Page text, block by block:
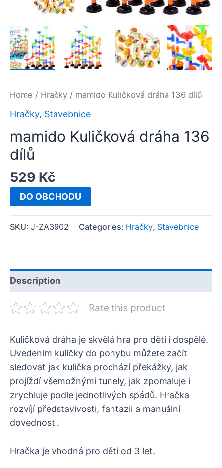
Home / Hračky / mamido Kuličková dráha 136 dílů
Hračky, Stavebnice
mamido Kuličková dráha 136
dílů
529 Kč
DO OBCHODU
SKU: J-ZA3902 Categories: Hračky, Stavebnice
Description
Rate this product
Kuličková dráha je skvělá hra pro děti i dospělé.
Uvedením kuličky do pohybu můžete začít
sledovat jak kulička prochází překážky, jak
projíždí všemožnými tunely, jak zpomaluje i
zrychluje podle jednotlivých spádů. Hračka
rozvíjí představivosti, fantazii a manuální
dovednosti.
Hračka je vhodná pro děti od 3 let.